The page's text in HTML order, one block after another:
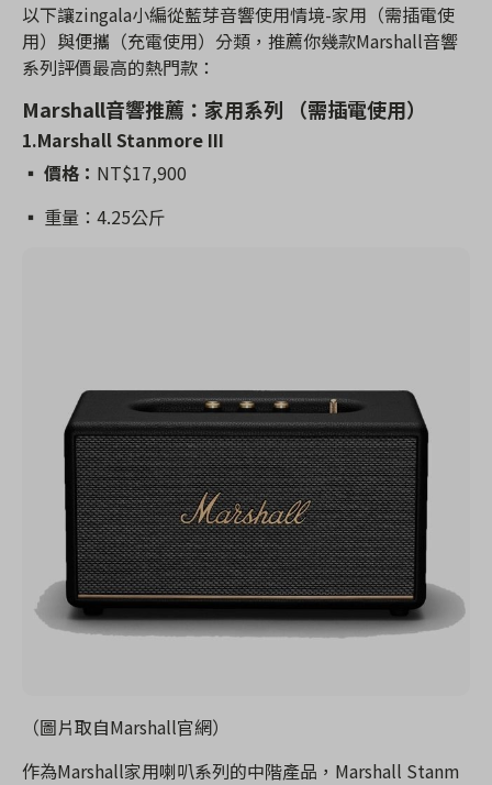
以下讓zingala小編從藍芽音響使用情境-家用（需插電使
用）與便攜（充電使用）分類，推薦你幾款Marshall音響
系列評價最高的熱門款：
Marshall音響推薦：家用系列 （需插電使用）
1.Marshall Stanmore III
▪️ 價格： NT$17,900
▪️ 重量：4.25公斤
（圖片取自Marshall官網）
作為Marshall家用喇叭系列的中階產品，Marshall Stanm